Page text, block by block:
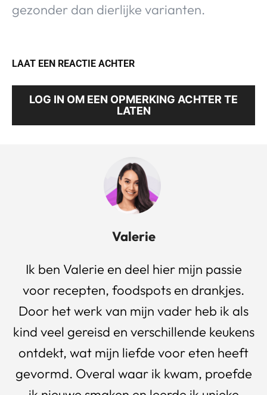
gezonder dan dierlijke varianten.
LAAT EEN REACTIE ACHTER
LOG IN OM EEN OPMERKING ACHTER TE
LATEN
Valerie
Ik ben Valerie en deel hier mijn passie
voor recepten, foodspots en drankjes.
Door het werk van mijn vader heb ik als
kind veel gereisd en verschillende keukens
ontdekt, wat mijn liefde voor eten heeft
gevormd. Overal waar ik kwam, proefde